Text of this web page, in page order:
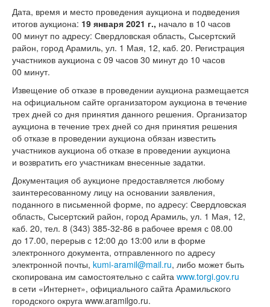
Дата, время и место проведения аукциона и подведения
итогов аукциона: 19 января 2021 г., начало в 10 часов
00 минут по адресу: Свердловская область, Сысертский
район, город Арамиль, ул. 1 Мая, 12, каб. 20. Регистрация
участников аукциона с 09 часов 30 минут до 10 часов
00 минут.
Извещение об отказе в проведении аукциона размещается
на официальном сайте организатором аукциона в течение
трех дней со дня принятия данного решения. Организатор
аукциона в течение трех дней со дня принятия решения
об отказе в проведении аукциона обязан известить
участников аукциона об отказе в проведении аукциона
и возвратить его участникам внесенные задатки.
Документация об аукционе предоставляется любому
заинтересованному лицу на основании заявления,
поданного в письменной форме, по адресу: Свердловская
область, Сысертский район, город Арамиль, ул. 1 Мая, 12,
каб. 20, тел. 8 (343) 385-32-86 в рабочее время с 08.00
до 17.00, перерыв с 12:00 до 13:00 или в форме
электронного документа, отправленного по адресу
электронной почты, kumi-aramil@mail.ru, либо может быть
скопирована им самостоятельно с сайта www.torgi.gov.ru
в сети «Интернет», официального сайта Арамильского
городского округа www.aramilgo.ru.